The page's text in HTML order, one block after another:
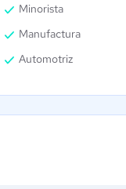
Minorista
Manufactura
Automotriz